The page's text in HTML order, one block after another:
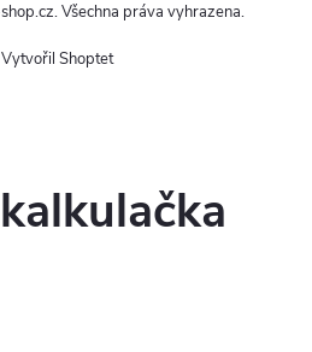
Vytvořil Shoptet
. Všechna práva vyhrazena.